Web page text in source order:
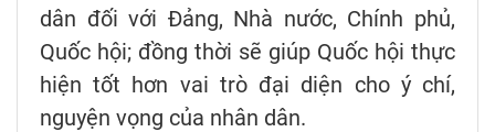
dân đối với Đảng, Nhà nước, Chính phủ,
Quốc hội; đồng thời sẽ giúp Quốc hội thực
hiện tốt hơn vai trò đại diện cho ý chí,
nguyện vọng của nhân dân.